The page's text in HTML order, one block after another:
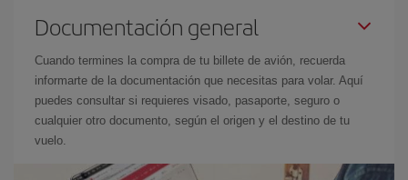
Documentación general
Cuando termines la compra de tu billete de avión, recuerda
informarte de la documentación que necesitas para volar. Aquí
puedes consultar si requieres visado, pasaporte, seguro o
cualquier otro documento, según el origen y el destino de tu
vuelo.